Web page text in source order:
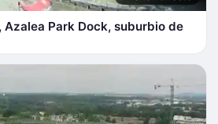
Azalea Park Dock, suburbio de